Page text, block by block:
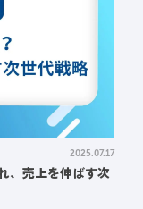
2025.07.17
、売上を伸ばす次